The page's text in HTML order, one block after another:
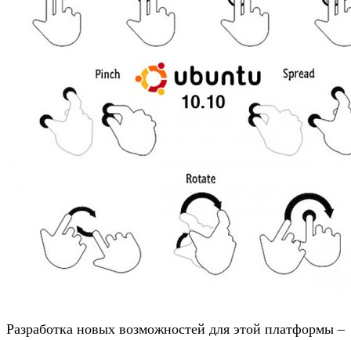
Разработка новых возможностей для этой платформы –